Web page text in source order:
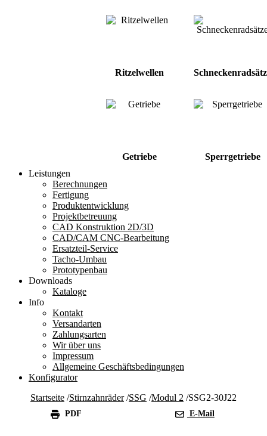
Ritzelwellen
Getriebe
Sperrgetriebe
Leistungen
Berechnungen
Fertigung
Produktentwicklung
Projektbetreuung
CAD Konstruktion 2D/3D
CAD/CAM CNC-Bearbeitung
Ersatzteil-Service
Tacho-Umbau
Prototypenbau
Downloads
Kataloge
Info
Kontakt
Versandarten
Zahlungsarten
Wir über uns
Impressum
Allgemeine Geschäftsbedingungen
Konfigurator
Startseite /Stirnzahnräder/SSG /Modul 2 /SSG2-30J22
PDF E-Mail